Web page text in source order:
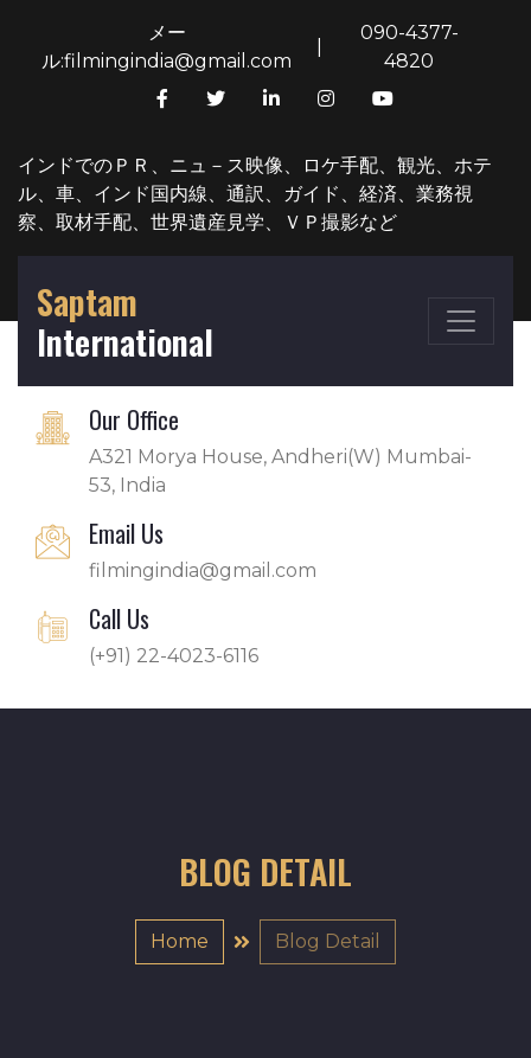
メー
ル:filmingindia@gmail.com
090-4377-
4820
インドでのＰＲ、ニュ－ス映像、ロケ手配、観光、ホテ
ル、車、インド国内線、通訳、ガイド、経済、業務視
察、取材手配、世界遺産見学、ＶＰ撮影など
Saptam
International
Our Office
A321 Morya House, Andheri(W) Mumbai-
53, India
Email Us
filmingindia@gmail.com
Call Us
(+91) 22-4023-6116
BLOG DETAIL
Home Blog Detail